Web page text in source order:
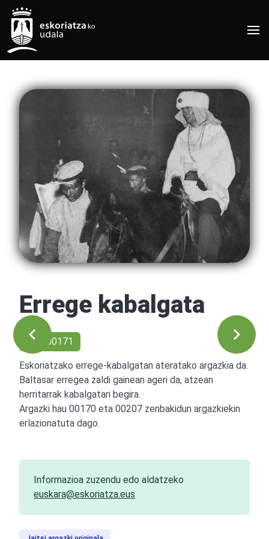
Errege kabalgata
Ref: 00171
Eskoriatzako errege-kabalgatan ateratako argazkia da.
Baltasar erregea zaldi gainean ageri da, atzean
herritarrak kabalgatari begira.
Argazki hau 00170 eta 00207 zenbakidun argazkiekin
erlazionatuta dago.
Informazioa zuzendu edo aldatzeko
euskara@eskoriatza.eus